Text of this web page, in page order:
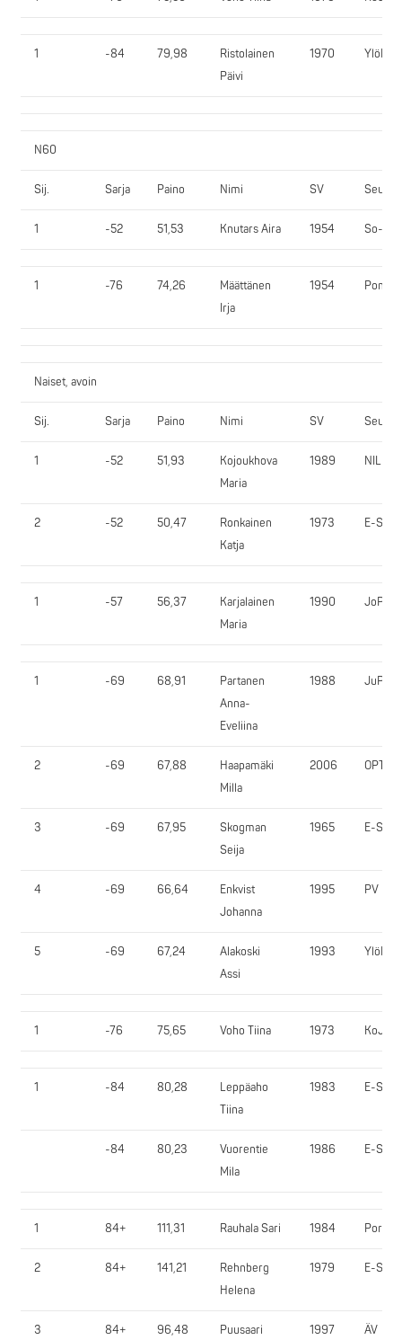
1 -84 79,98
Ristolainen
Päivi
1970 YlöR
N60
Sij. Sarja Paino Nimi SV Seura
1 -52 51,53 Knutars Aira 1954 So-Vi
1 -76 74,26
Määttänen
Irja
1954 PomPy
Naiset, avoin
Sij. Sarja Paino Nimi SV Seura
1 -52 51,93
Kojoukhova
Maria
1989 NIL
2 -52 50,47
Ronkainen
Katja
1973 E-SV
1 -57 56,37
Karjalainen
Maria
1990
1 -69 68,91
Partanen
Anna-
Eveliina
1988 JuPu
2 -69 67,88
Haapamäki
Milla
2006 OPT
3 -69 67,95
Skogman
Seija
1965 E-SV
4 -69 66,64
Enkvist
Johanna
1995 PV
5 -69 67,24
Alakoski
Assi
1993 YlöR
1 -76 75,65 Voho Tiina 1973 KoJy
1 -84 80,28
Leppäaho
Tiina
1983 E-SV
-84 80,23
Vuorentie
Mila
1986 E-SV
1 84+ 111,31 Rauhala Sari 1984 PorHT
2 84+ 141,21
Rehnberg
Helena
1979 E-SV
3 84+ 96,48
Puusaari
1997 ÄV